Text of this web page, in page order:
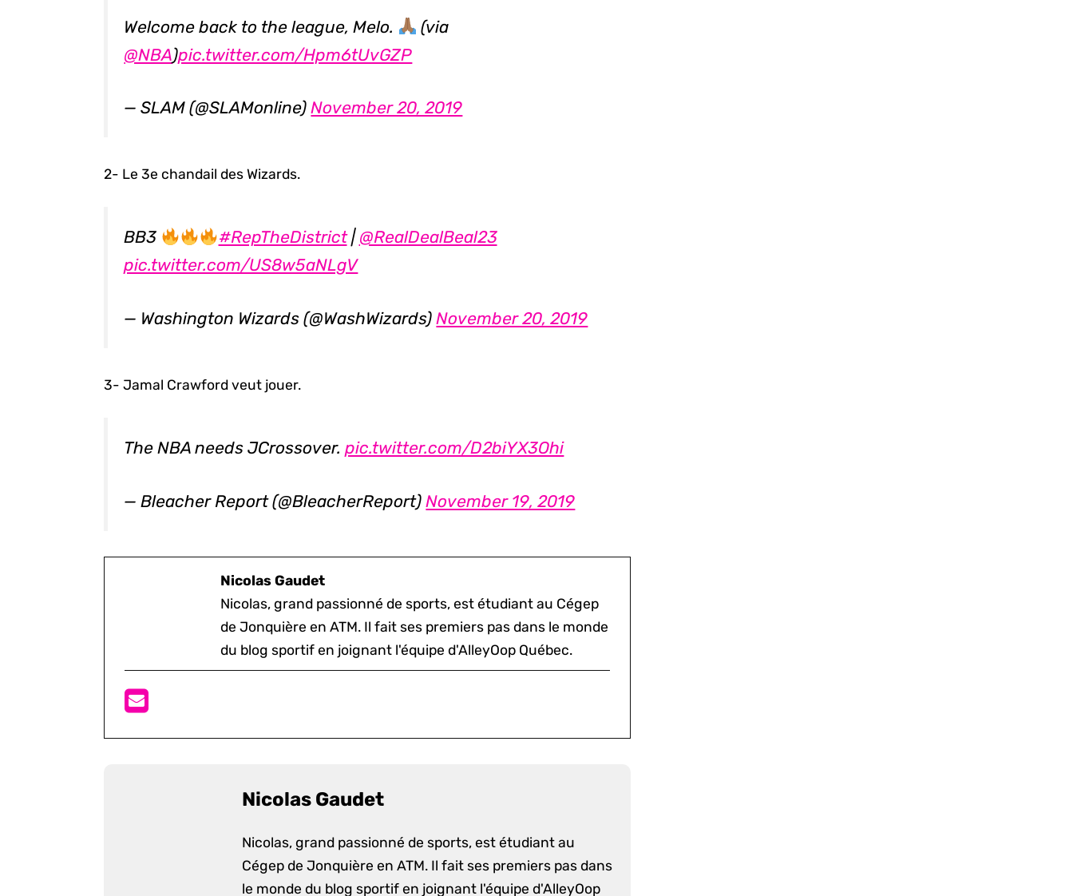
Welcome back to the league, Melo.
(via
@NBA)pic.twitter.com/Hpm6tUvGZP
— SLAM (@SLAMonline)November 20, 2019
2- Le 3e chandail des Wizards.
BB3 #RepTheDistrict| @RealDealBeal23
pic.twitter.com/US8w5aNLgV
— Washington Wizards (@WashWizards)November 20, 2019
3- Jamal Crawford veut jouer.
The NBA needs JCrossover.pic.twitter.com/D2biYX3Ohi
— Bleacher Report (@BleacherReport)November 19, 2019
Nicolas Gaudet
Nicolas, grand passionné de sports, est étudiant au Cégep
de Jonquière en ATM. Il fait ses premiers pas dans le monde
du blog sportif en joignant l'équipe d'AlleyOop Québec.
Nicolas Gaudet
Nicolas, grand passionné de sports, est étudiant au
Cégep de Jonquière en ATM. Il fait ses premiers pas dans
le monde du blog sportif en joignant l'équipe d'AlleyOop